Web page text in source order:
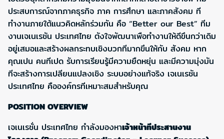
ประสบการณ์จากภาคธุรกิจ ภาค การศึกษา และภาคสังคม ที
ทำงานภายใต้แนวคิดหลักร่วมกัน คือ “Better our Best” ทีม
งานเจเนเรชัน ประเทศไทย ตังใจพัฒนาเพือทำงานให้ดีขึนกว่าเดิม
อยู่เสมอและสร้างผลกระทบเชิงบวกทีมากขึนให้กับ สังคม หาก
คุณเปน คนทีเปด รับการเรียนรู้มีความยืดหยุ่น และมีความมุ่งมัน
ทีจะสร้างการเปลียนแปลงเชิง ระบบอย่างแท้จริง เจเนเรชัน
ประเทศไทย คือองค์กรทีเหมาะสมสำหรับคุณ
POSITION OVERVIEW
เจเนเรชั่น ประเทศไทย กำลังมองหาเจ้าหน้าทีประสานงาน